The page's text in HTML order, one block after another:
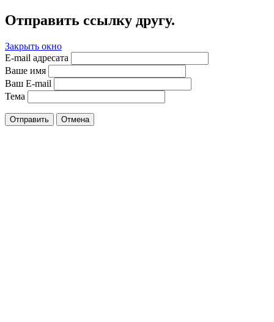
Отправить ссылку другу.
Закрыть окно
E-mail адресата
Ваше имя
Ваш E-mail
Тема
Отправить Отмена